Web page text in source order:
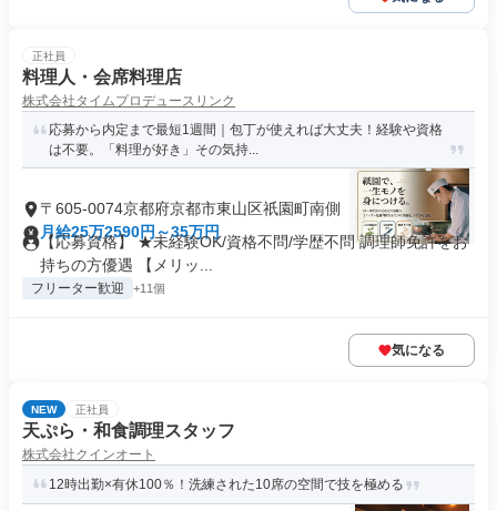
正社員
料理人・会席料理店
株式会社タイムプロデュースリンク
応募から内定まで最短1週間｜包丁が使えれば大丈夫！経験や資格
は不要。「料理が好き」その気持...
〒605-0074京都府京都市東山区祇園町南側
月給25万2590円～35万円
【応募資格】 ★未経験OK/資格不問/学歴不問 調理師免許をお
持ちの方優遇 【メリッ...
フリーター歓迎 +11個
気になる
NEW 正社員
天ぷら・和食調理スタッフ
株式会社クインオート
12時出勤×有休100％！洗練された10席の空間で技を極める